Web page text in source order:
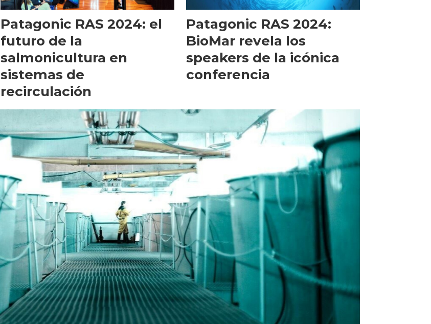
Patagonic RAS 2024: el
futuro de la
salmonicultura en
sistemas de
recirculación
Patagonic RAS 2024:
BioMar revela los
speakers de la icónica
conferencia